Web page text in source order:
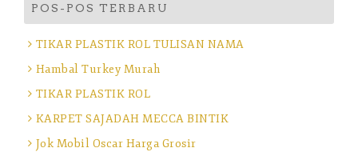
POS-POS TERBARU
TIKAR PLASTIK ROL TULISAN NAMA
Hambal Turkey Murah
TIKAR PLASTIK ROL
KARPET SAJADAH MECCA BINTIK
Jok Mobil Oscar Harga Grosir